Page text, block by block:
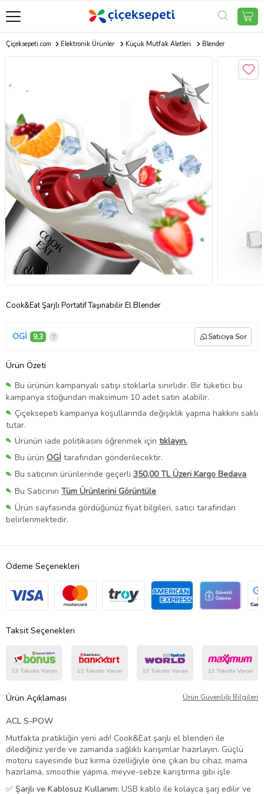
Çiçeksepeti.com Elektronik Ürünler Küçük Mutfak Aletleri Blender
Cook&Eat Şarjlı Portatif Taşınabilir El Blender
OGİ 9,3 Satıcıya Sor
Ürün Özeti
Bu ürünün kampanyalı satışı stoklarla sınırlıdır. Bir tüketici bu
kampanya stoğundan maksimum 10 adet satın alabilir.
Çiçeksepeti kampanya koşullarında değişiklik yapma hakkını saklı
tutar.
Ürünün iade politikasını öğrenmek için tıklayın.
Bu ürün OGİ tarafından gönderilecektir.
Bu satıcının ürünlerinde geçerli 350,00 TL Üzeri Kargo Bedava
Bu Satıcının Tüm Ürünlerini Görüntüle
Ürün sayfasında gördüğünüz fiyat bilgileri, satıcı tarafından
belirlenmektedir.
Ödeme Seçenekleri
Taksit Seçenekleri
Ürün Açıklaması Ürün Güvenliği Bilgileri
ACL S-POW
Mutfakta pratikliğin yeni adı! Cook&Eat şarjlı el blenderi ile
dilediğiniz yerde ve zamanda sağlıklı karışımlar hazırlayın. Güçlü
motoru sayesinde buz kırma özelliğiyle öne çıkan bu cihaz, mama
hazırlama, smoothie yapma, meyve-sebze karıştırma gibi işle
✅ Şarjlı ve Kablosuz Kullanım: USB kablo ile kolayca şarj edilir ve